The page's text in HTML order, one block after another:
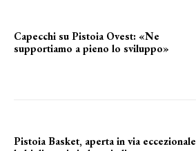
Capecchi su Pistoia Ovest: «Ne
supportiamo a pieno lo sviluppo»
Pistoia Basket, aperta in via eccezionale